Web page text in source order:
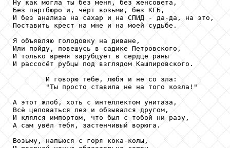
Ну как могла ты без меня, без женсовета,
Без партбюро и, чёрт возьми, без КГБ,
И без анализа на сахар и на СПИД - да-да, на это,
Поставить крест на мне и на моей судьбе.
Я объявляю голодовку на диване,
Или пойду, повешусь в садике Петровского,
И только время зарубцует в сердце раны
И рассосёт рубцы под взглядом Кашпировского.
        И говорю тебе, любя и не со зла:
        "Ты просто ставила не на того козла!"
А этот жлоб, хоть с интеллектом унитаза,
Всё целоваться лез и обзывался другом,
И клялся импортом, что был с тобой ни разу,
А сам увёл тебя, застенчивый ворюга.
Возьму, напьюся с горя кока-колы,